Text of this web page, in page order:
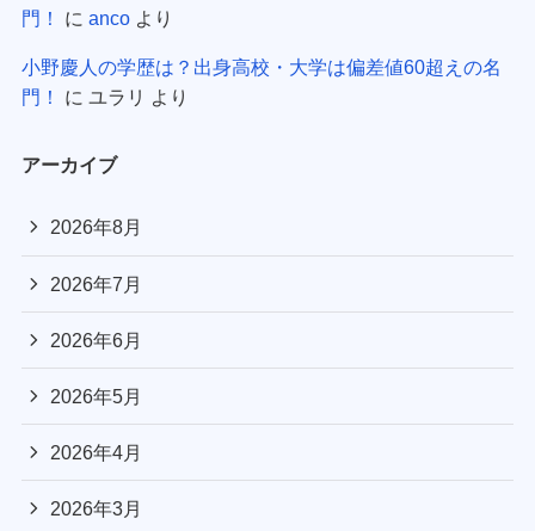
門！
に ancoより
小野慶人の学歴は？出身高校・大学は偏差値60超えの名
門！
に ユラリ より
アーカイブ
2026年8月
2026年7月
2026年6月
2026年5月
2026年4月
2026年3月